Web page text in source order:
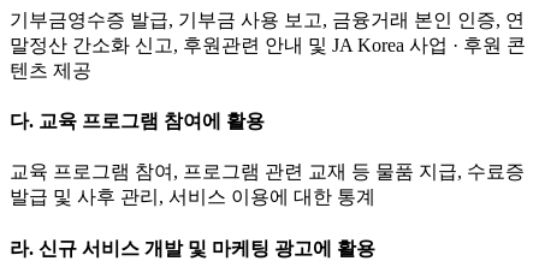
기부금영수증 발급, 기부금 사용 보고, 금융거래 본인 인증, 연
말정산 간소화 신고, 후원관련 안내 및 JA Korea 사업 · 후원 콘
텐츠 제공
다. 교육 프로그램 참여에 활용
교육 프로그램 참여, 프로그램 관련 교재 등 물품 지급, 수료증
발급 및 사후 관리, 서비스 이용에 대한 통계
라. 신규 서비스 개발 및 마케팅 광고에 활용